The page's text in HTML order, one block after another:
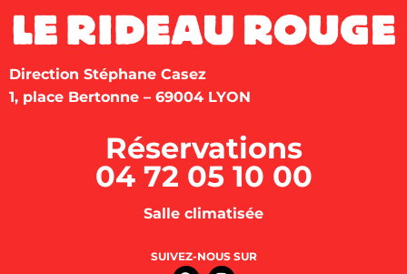
Direction Stéphane Casez
1, place Bertonne – 69004 LYON
Réservations
04 72 05 10 00
Salle climatisée
SUIVEZ-NOUS SUR